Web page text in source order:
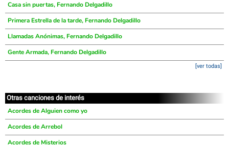
Casa sin puertas, Fernando Delgadillo
Primera Estrella de la tarde, Fernando Delgadillo
Llamadas Anónimas, Fernando Delgadillo
Gente Armada, Fernando Delgadillo
[ver todas]
Otras canciones de interés
Acordes de Alguien como yo
Acordes de Arrebol
Acordes de Misterios